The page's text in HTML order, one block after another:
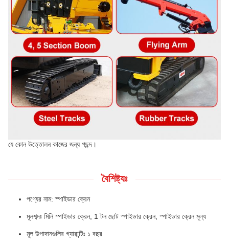
যে কোন উত্তোলন কাজের জন্য পছন্দ।
বৈশিষ্ট্যঃ
পণ্যের নাম: স্পাইডার ক্রেন
মূলশব্দঃ মিনি স্পাইডার ক্রেন, 1 টন ছোট স্পাইডার ক্রেন, স্পাইডার ক্রেন মূল্য
মূল উপাদানগুলির গ্যারান্টিঃ ১ বছর